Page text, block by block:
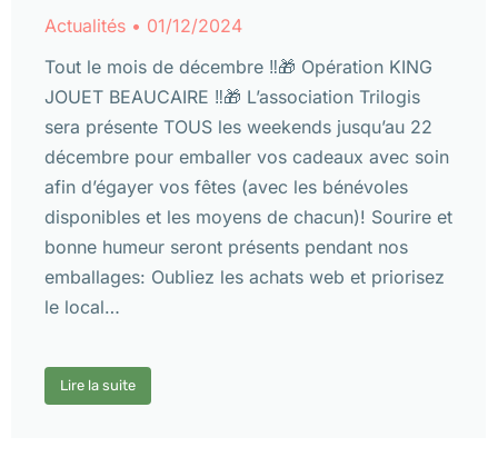
Actualités
01/12/2024
Tout le mois de décembre ‼️🎁 Opération KING
JOUET BEAUCAIRE ‼️🎁 L’association Trilogis
sera présente TOUS les weekends jusqu’au 22
décembre pour emballer vos cadeaux avec soin
afin d’égayer vos fêtes (avec les bénévoles
disponibles et les moyens de chacun)! Sourire et
bonne humeur seront présents pendant nos
emballages: Oubliez les achats web et priorisez
le local…
Lire la suite